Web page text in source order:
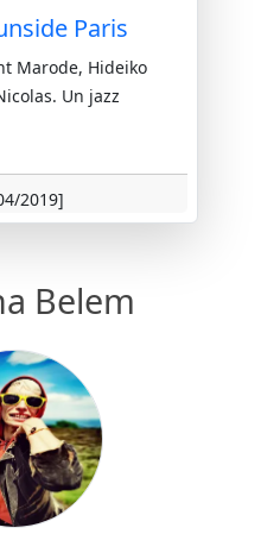
Paris
Marode, Hideiko
Un jazz
2019]
Belem